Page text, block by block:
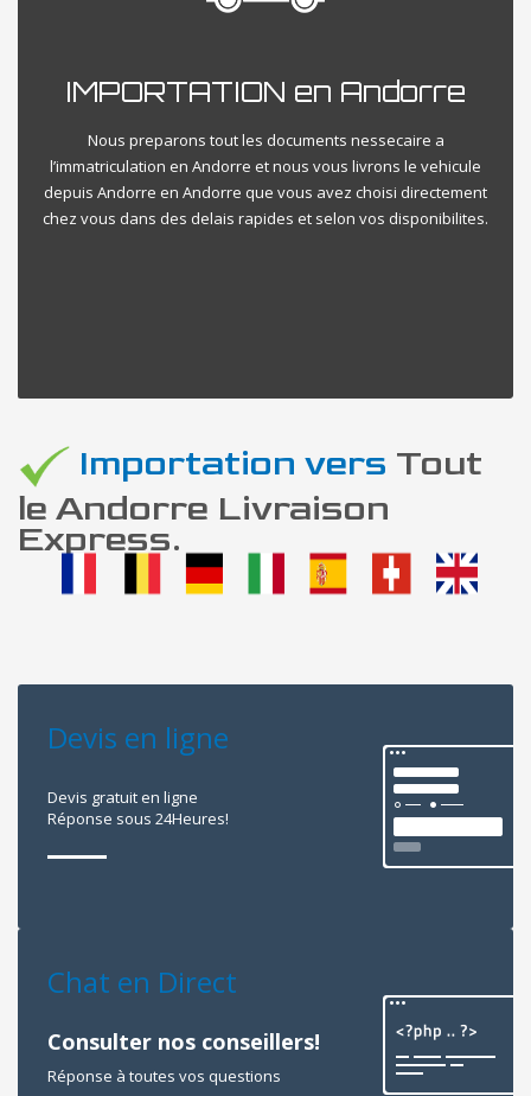
IMPORTATION en Andorre
Nous preparons tout les documents nessecaire a
l’immatriculation en Andorre et nous vous livrons le vehicule
depuis Andorre en Andorre que vous avez choisi directement
chez vous dans des delais rapides et selon vos disponibilites.
Importation vers Tout
le Andorre Livraison
Express.
Devis en ligne
Devis gratuit en ligne
Réponse sous 24Heures!
Chat en Direct
Consulter nos conseillers!
Réponse à toutes vos questions